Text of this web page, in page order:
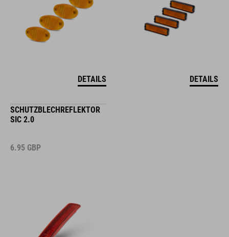
DETAILS DETAILS
SCHUTZBLECHREFLEKTOR
SIC 2.0
6.95 GBP